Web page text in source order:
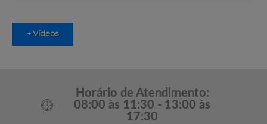
+ Vídeos
Horário de Atendimento:
08:00 às 11:30 - 13:00 às
17:30